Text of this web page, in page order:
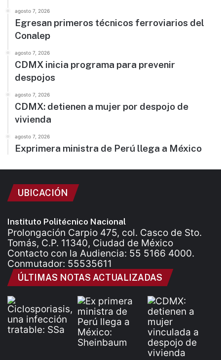
agosto 7, 2026
Egresan primeros técnicos ferroviarios del
Conalep
agosto 7, 2026
CDMX inicia programa para prevenir
despojos
agosto 7, 2026
CDMX: detienen a mujer por despojo de
vivienda
agosto 7, 2026
Exprimera ministra de Perú llega a México
UBICACIÓN
Instituto Politécnico Nacional
Prolongación Carpio 475, col. Casco de Sto.
Tomás, C.P. 11340, Ciudad de México
Contacto con la Audiencia: 55 5166 4000.
Conmutador: 55535611
ÚLTIMAS NOTAS ACTUALIZADAS